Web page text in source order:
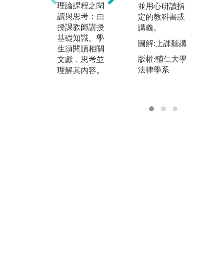
理論課程之閱
讀與思考：由
授課教師講授
基礎知識、學
生須閱讀相關
文獻，思考並
理解其內容。
案例研究之討
論與書寫：以
實際案例為專
題，邀請實務
人士座談，或
由學生進行團
體報告及分析
國家考試解題
並用心研讀指
定的教科書或
講義。
圖解:上課聽講
版權:輔仁大學
法律學系